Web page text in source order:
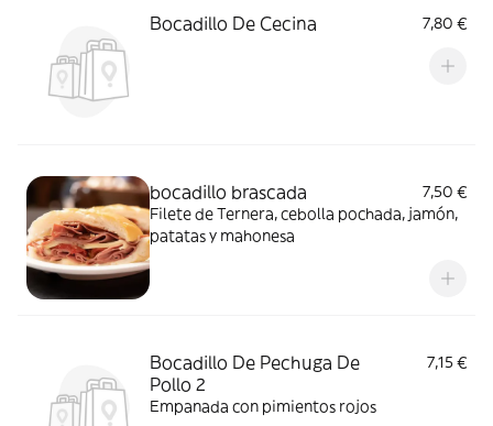
Bocadillo De Cecina 7,80 €
bocadillo brascada
7,50 €
Filete de Ternera, cebolla pochada, jamón,
patatas y mahonesa
Bocadillo De Pechuga De
Pollo 2
7,15 €
Empanada con pimientos rojos